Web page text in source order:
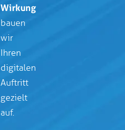
Wirkung
bauen
wir
Ihren
digitalen
Auftritt
gezielt
auf.